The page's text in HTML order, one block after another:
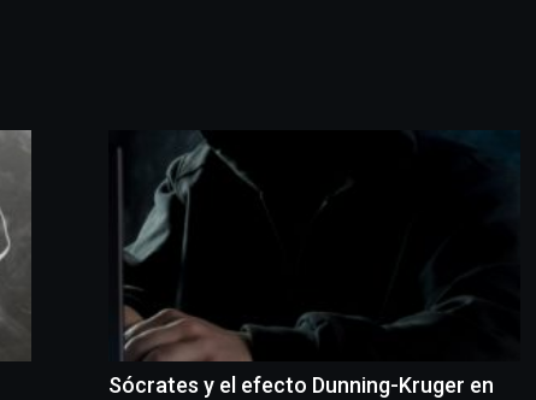
Sócrates y el efecto Dunning-Kruger en